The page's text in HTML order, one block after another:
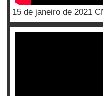
15 de janeiro de 2021